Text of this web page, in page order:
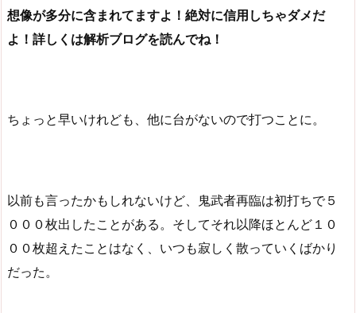
想像が多分に含まれてますよ！絶対に信用しちゃダメだ
よ！詳しくは解析ブログを読んでね！
ちょっと早いけれども、他に台がないので打つことに。
以前も言ったかもしれないけど、鬼武者再臨は初打ちで５
０００枚出したことがある。そしてそれ以降ほとんど１０
００枚超えたことはなく、いつも寂しく散っていくばかり
だった。